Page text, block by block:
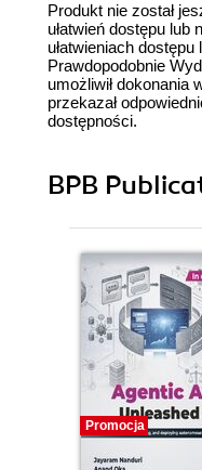
Produkt nie został
ułatwień dostępu lub
ułatwieniach
Prawdopodobnie
umożliwił dokonania
przekazał
dostępności.
BPB
Promocja